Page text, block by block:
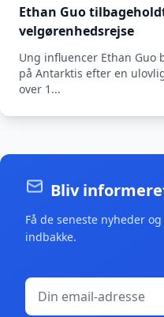
Ethan Guo
velgørenhedsrejse
Ung influencer Ethan
på Antarktis efter en
over 1...
Bliv
Få de seneste nyheder
indbakke.